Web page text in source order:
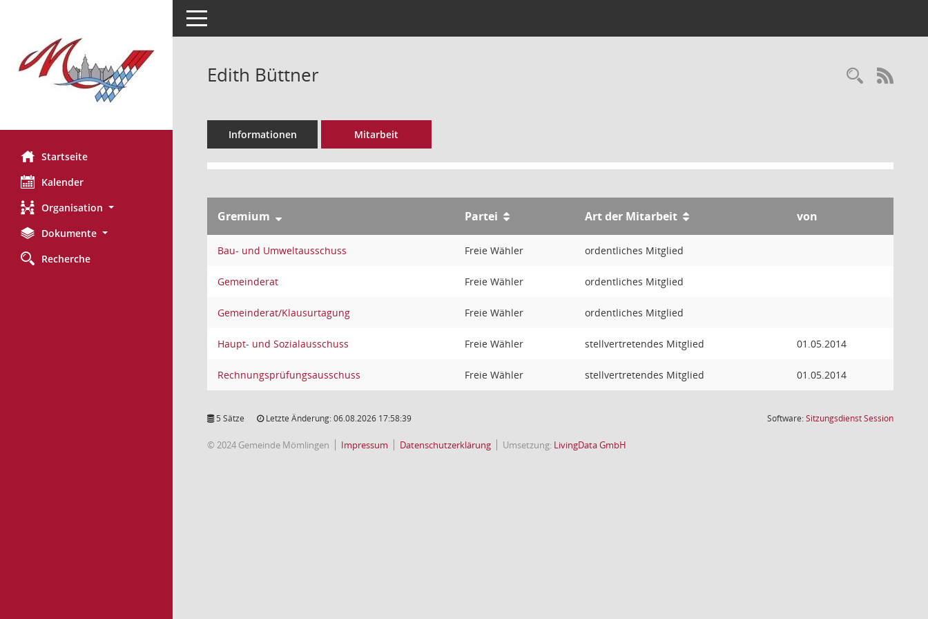
Startseite
Kalender
Organisation
Dokumente
Recherche
Toggle navigation
Edith Büttner
Informationen Mitarbeit
Gremium Partei Art der Mitarbeit von
Bau- und Umweltausschuss Freie Wähler ordentliches Mitglied
Gemeinderat Freie Wähler ordentliches Mitglied
Gemeinderat/Klausurtagung Freie Wähler ordentliches Mitglied
Haupt- und Sozialausschuss Freie Wähler stellvertretendes Mitglied 01.05.2014
Rechnungsprüfungsausschuss Freie Wähler stellvertretendes Mitglied 01.05.2014
5 Sätze Letzte Änderung: 06.08.2026 17:58:39 Software:SitzungsdienstSession(Wird in
© 2024 Gemeinde Mömlingen Impressum Datenschutzerklärung Umsetzung: LivingData GmbH